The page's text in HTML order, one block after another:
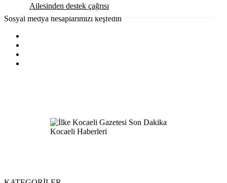
Ailesinden destek çağrısı
Sosyal medya hesaplarımızı keşfedin